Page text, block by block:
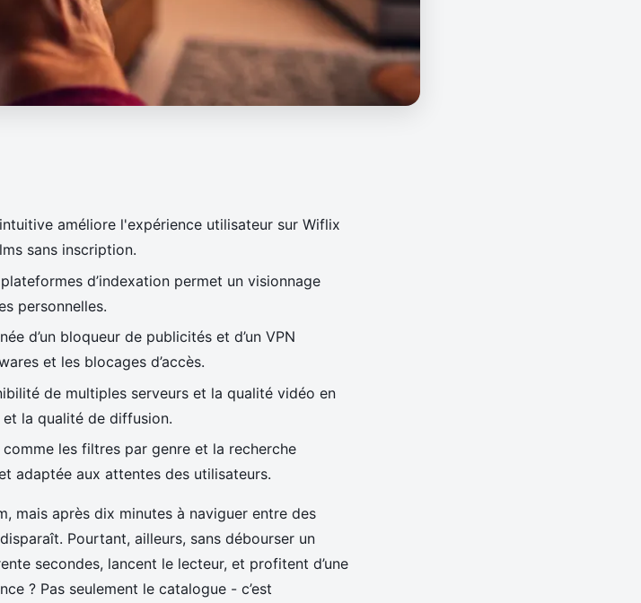
améliore l'expérience utilisateur sur Wiflix
sans inscription.
d’indexation permet un visionnage
personnelles.
d’un bloqueur de publicités et d’un VPN
et les blocages d’accès.
de multiples serveurs et la qualité vidéo en
la qualité de diffusion.
comme les filtres par genre et la recherche
adaptée aux attentes des utilisateurs.
mais après dix minutes à naviguer entre des
Pourtant, ailleurs, sans débourser un
secondes, lancent le lecteur, et profitent d’une
? Pas seulement le catalogue - c’est